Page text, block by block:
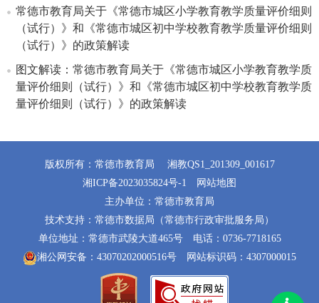
常德市教育局关于《常德市城区小学教育教学质量评价细则
（试行）》和《常德市城区初中学校教育教学质量评价细则
（试行）》的政策解读
图文解读：常德市教育局关于《常德市城区小学教育教学质
量评价细则（试行）》和《常德市城区初中学校教育教学质
量评价细则（试行）》的政策解读
版权所有：常德市教育局
湘教QS1_201309_001617
湘ICP备2023035824号-1
网站地图
主办单位：常德市教育局
技术支持：常德市数据局（常德市行政审批服务局）
单位地址：常德市武陵大道465号
电话：0736-7718165
湘公网安备：43070202000516号
网站标识码：4307000015